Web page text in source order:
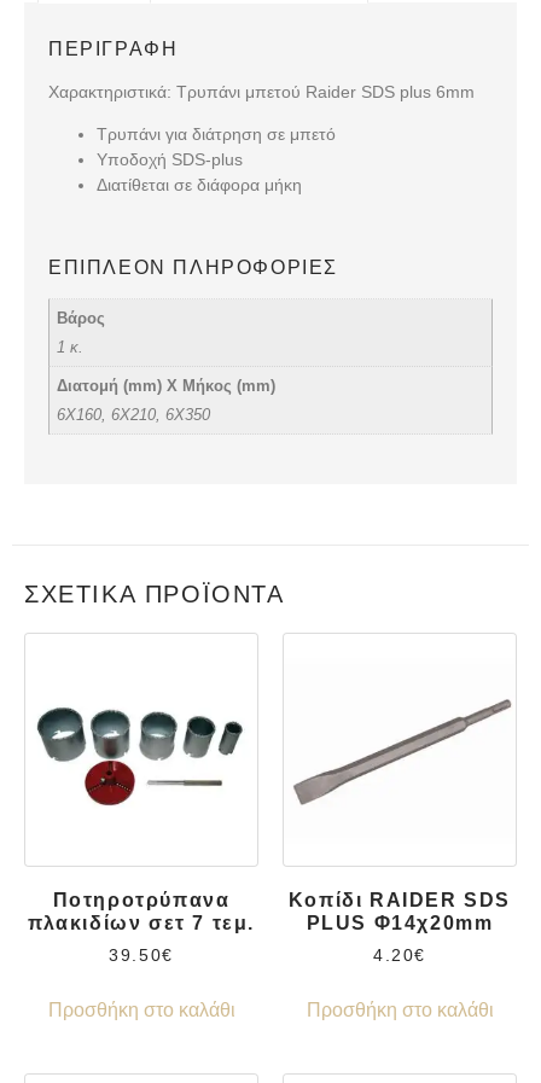
ΠΕΡΙΓΡΑΦΉ
Χαρακτηριστικά: Τρυπάνι μπετού Raider SDS plus 6mm
Τρυπάνι για διάτρηση σε μπετό
Υποδοχή SDS-plus
Διατίθεται σε διάφορα μήκη
ΕΠΙΠΛΈΟΝ ΠΛΗΡΟΦΟΡΊΕΣ
Βάρος
1 κ.
Διατομή (mm) Χ Μήκος (mm)
6X160, 6X210, 6X350
ΣΧΕΤΙΚΆ ΠΡΟΪΌΝΤΑ
Ποτηροτρύπανα
πλακιδίων σετ 7 τεμ.
39.50€
Προσθήκη στο καλάθι
Κοπίδι RAIDER SDS
PLUS Φ14χ20mm
4.20€
Προσθήκη στο καλάθι